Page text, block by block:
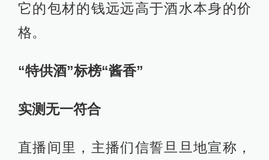
它的包材的钱远远高于酒水本身的价
格。
“特供酒”标榜“酱香”
实测无一符合
直播间里，主播们信誓旦旦地宣称，